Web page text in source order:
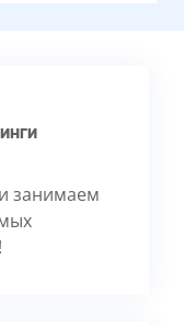
занимаем